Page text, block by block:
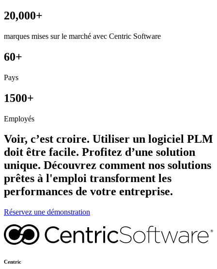
20,000+
marques mises sur le marché avec Centric Software
60+
Pays
1500+
Employés
Voir, c’est croire. Utiliser un logiciel PLM
doit être facile. Profitez d’une solution
unique. Découvrez comment nos solutions
prêtes à l'emploi transforment les
performances de votre entreprise.
Réservez une démonstration
Centric